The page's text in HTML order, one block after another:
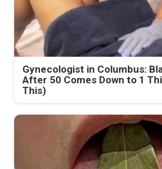
Gynecologist in Columbus:
After 50 Comes Down to 1
This)